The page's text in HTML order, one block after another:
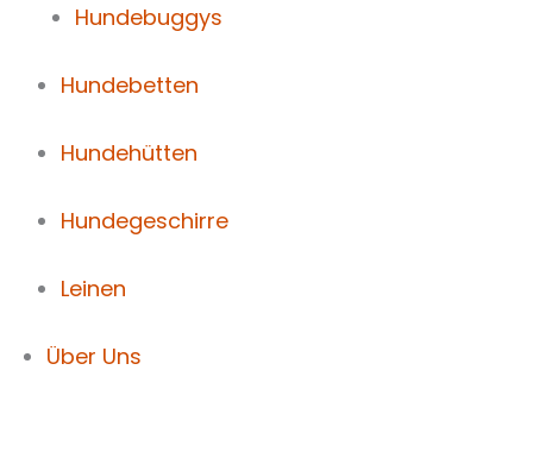
Hundebuggys
Hundebetten
Hundehütten
Hundegeschirre
Leinen
Über Uns